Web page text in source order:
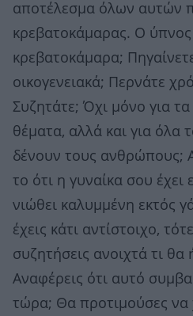
αποτέλεσμα όλων αυτών
κρεβατοκάμαρας. Ο ύπνος
κρεβατοκάμαρα;
οικογενειακά; Περνάτε
Συζητάτε; Όχι μόνο για τα
θέματα, αλλά και για όλα
δένουν τους ανθρώπους;
το ότι η γυναίκα σου έχει
νιώθει καλυμμένη εκτός
έχεις κάτι αντίστοιχο,
συζητήσεις ανοιχτά τι θα
Αναφέρεις ότι αυτό
τώρα; Θα προτιμούσες να